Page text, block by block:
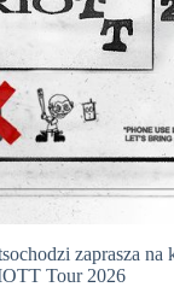
zaprasza na
Tour 2026